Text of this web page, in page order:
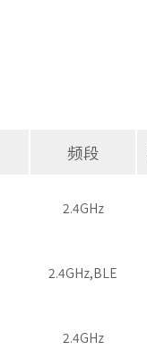
频段
2.4GHz
2.4GHz,BLE
2.4GHz